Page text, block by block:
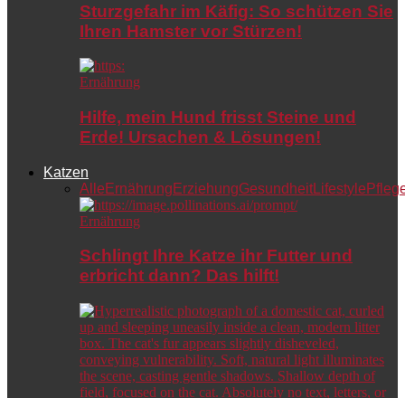
Sturzgefahr im Käfig: So schützen Sie
Ihren Hamster vor Stürzen!
Ernährung
Hilfe, mein Hund frisst Steine und
Erde! Ursachen & Lösungen!
Katzen
Alle Ernährung ErziehungGesundheitLifestyle
Ernährung
Schlingt Ihre Katze ihr Futter und
erbricht dann? Das hilft!